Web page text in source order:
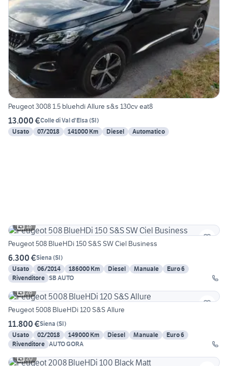
Peugeot 3008 1.5 bluehdi Allure s&s 130cv eat8
13.000 €Colle di Val d'Elsa (SI)
Usato
07/2018 141000 Km Diesel Automatico
18
Peugeot 508 BlueHDi 150 S&S SW Ciel Business
6.300 €Siena (SI)
Usato
06/2014 186000 Km Diesel Manuale
Euro 6
Rivenditore SB AUTO
26
Peugeot 5008 BlueHDi 120 S&S Allure
11.800 €Siena (SI)
Usato
02/2018 149000 Km Diesel Manuale
Euro 6
Rivenditore AUTO GORA
20